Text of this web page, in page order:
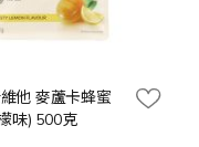
他 麥蘆卡蜂蜜
味) 500克